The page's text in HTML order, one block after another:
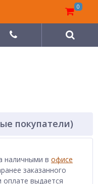
покупатели)
наличными в офисе
заказанного
оплате выдается
0